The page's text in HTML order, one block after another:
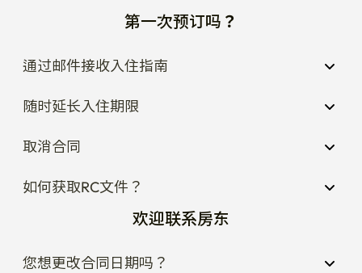
第一次预订吗？
通过邮件接收入住指南
随时延长入住期限
取消合同
如何获取RC文件？
欢迎联系房东
您想更改合同日期吗？